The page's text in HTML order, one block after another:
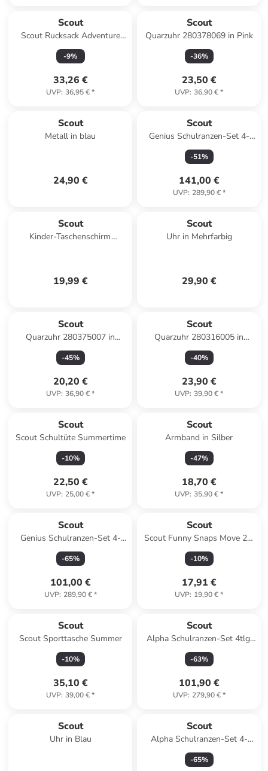
Scout
Scout Rucksack Adventure
Smileys
-9%
33,26 €
UVP: 36,95 €*
Scout
Quarzuhr 280378069 in Pink
-36%
23,50 €
UVP: 36,90 €*
Scout
Metall in blau
24,90 €
Scout
Genius Schulranzen-Set 4-
teilig in Space Data
-51%
141,00 €
UVP: 289,90 €*
Scout
Kinder-Taschenschirm
19,99 €
Scout
Uhr in Mehrfarbig
29,90 €
Scout
Quarzuhr 280375007 in
Schwarz
-45%
20,20 €
UVP: 36,90 €*
Scout
Quarzuhr 280316005 in
schwarz
-40%
23,90 €
UVP: 39,90 €*
Scout
Scout Schultüte Summertime
-10%
22,50 €
UVP: 25,00 €*
Scout
Armband in Silber
-47%
18,70 €
UVP: 35,90 €*
Scout
Genius Schulranzen-Set 4-
teilig in Magic Sea
-65%
101,00 €
UVP: 289,90 €*
Scout
Scout Funny Snaps Move 2er
Set Aloha
-10%
17,91 €
UVP: 19,90 €*
Scout
Scout Sporttasche Summer
-10%
35,10 €
UVP: 39,00 €*
Scout
Alpha Schulranzen-Set 4tlg.
in dreamworld
-63%
101,90 €
UVP: 279,90 €*
Scout
Uhr in Blau
Scout
Alpha Schulranzen-Set 4-
teilig in Water Lily
-65%